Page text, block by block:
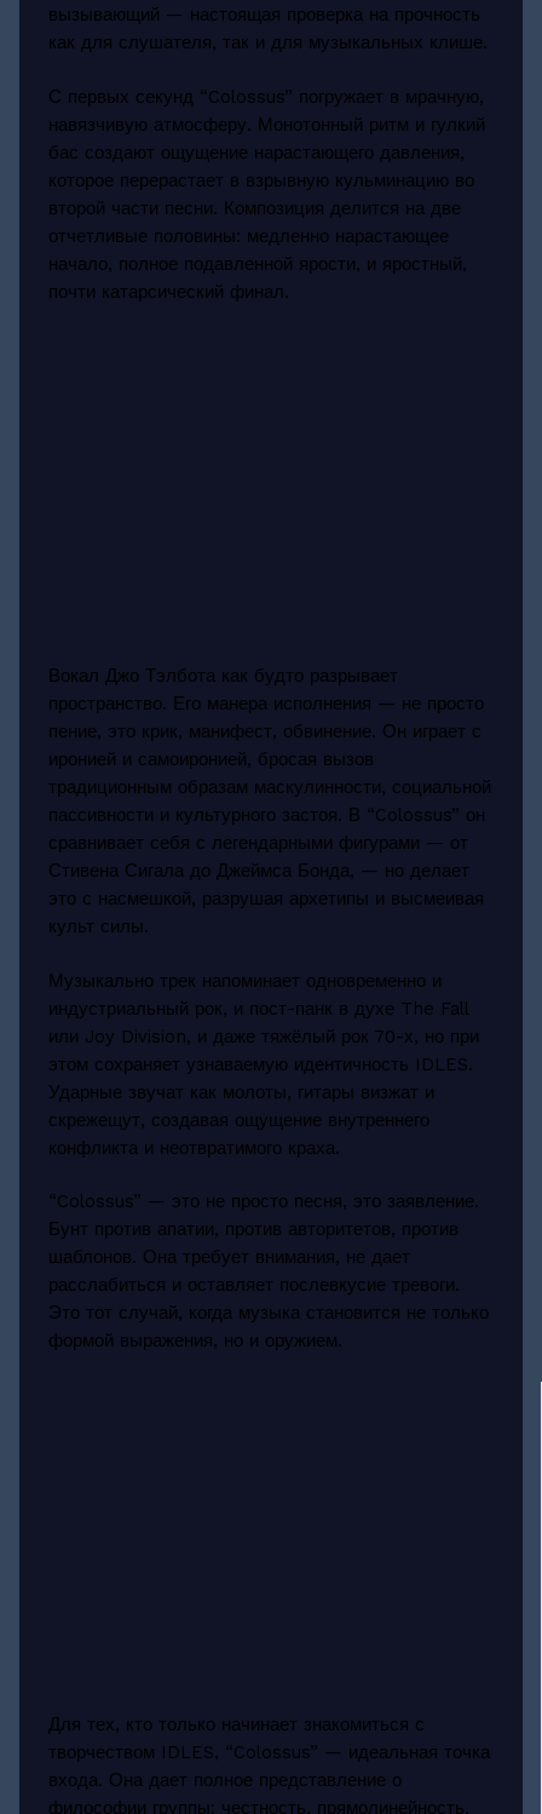
вызывающий — настоящая проверка на прочность
как для слушателя, так и для музыкальных клише.
С первых секунд “Colossus” погружает в мрачную,
навязчивую атмосферу. Монотонный ритм и гулкий
бас создают ощущение нарастающего давления,
которое перерастает в взрывную кульминацию во
второй части песни. Композиция делится на две
отчетливые половины: медленно нарастающее
начало, полное подавленной ярости, и яростный,
почти катарсический финал.
Вокал Джо Тэлбота как будто разрывает
пространство. Его манера исполнения — не просто
пение, это крик, манифест, обвинение. Он играет с
иронией и самоиронией, бросая вызов
традиционным образам маскулинности, социальной
пассивности и культурного застоя. В “Colossus” он
сравнивает себя с легендарными фигурами — от
Стивена Сигала до Джеймса Бонда, — но делает
это с насмешкой, разрушая архетипы и высмеивая
культ силы.
Музыкально трек напоминает одновременно и
индустриальный рок, и пост-панк в духе The Fall
или Joy Division, и даже тяжёлый рок 70-х, но при
этом сохраняет узнаваемую идентичность IDLES.
Ударные звучат как молоты, гитары визжат и
скрежещут, создавая ощущение внутреннего
конфликта и неотвратимого краха.
“Colossus” — это не просто песня, это заявление.
Бунт против апатии, против авторитетов, против
шаблонов. Она требует внимания, не дает
расслабиться и оставляет послевкусие тревоги.
Это тот случай, когда музыка становится не только
формой выражения, но и оружием.
Для тех, кто только начинает знакомиться с
творчеством IDLES, “Colossus” — идеальная точка
входа. Она дает полное представление о
философии группы: честность, прямолинейность,